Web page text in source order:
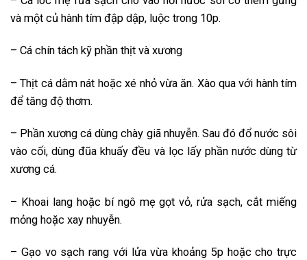
và một củ hành tím đập dập, luộc trong 10p.
– Cá chín tách kỹ phần thịt và xương
– Thịt cá dằm nát hoặc xé nhỏ vừa ăn. Xào qua với hành tím
để tăng độ thơm.
– Phần xương cá dùng chày giã nhuyễn. Sau đó đổ nước sôi
vào cối, dùng đũa khuấy đều và lọc lấy phần nước dùng từ
xương cá.
– Khoai lang hoặc bí ngô mẹ gọt vỏ, rửa sạch, cắt miếng
mỏng hoặc xay nhuyễn.
– Gạo vo sạch rang với lửa vừa khoảng 5p hoặc cho trực